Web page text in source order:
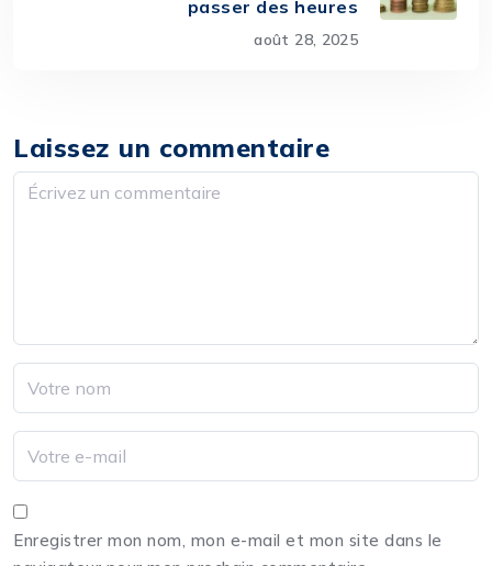
passer des heures
août 28, 2025
Laissez un commentaire
Enregistrer mon nom, mon e-mail et mon site dans le